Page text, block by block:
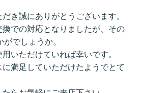
き誠にありがとうございます。
での対応となりましたが、その
でしょうか。
いただけていれば幸いです。
に満足していただけたようでとて